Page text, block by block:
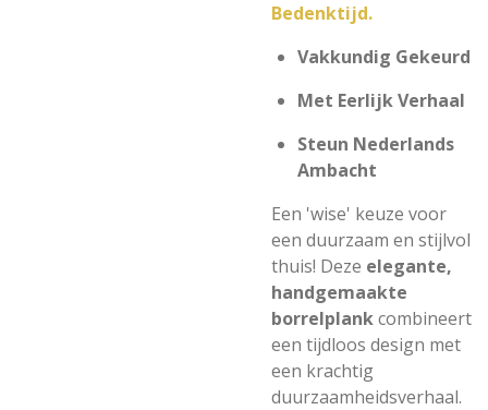
Bedenktijd.
Vakkundig Gekeurd
Met Eerlijk Verhaal
Steun Nederlands
Ambacht
Een 'wise' keuze voor
een duurzaam en stijlvol
thuis! Deze elegante,
handgemaakte
borrelplankcombineert
een tijdloos design met
een krachtig
duurzaamheidsverhaal.